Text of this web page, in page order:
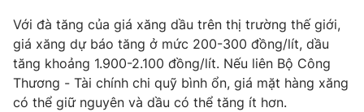
Hậu trường
Nhân vật
Khán giả
Điện ảnh
Âm nhạc
Sao
Đời sống
Du lịch
Giáo dục
Với đà tăng của giá xăng dầu trên thị trường thế giới,
giá xăng dự báo tăng ở mức 200-300 đồng/lít, dầu
tăng khoảng 1.900-2.100 đồng/lít. Nếu liên Bộ Công
Thương - Tài chính chi quỹ bình ổn, giá mặt hàng xăng
có thể giữ nguyên và dầu có thể tăng ít hơn.